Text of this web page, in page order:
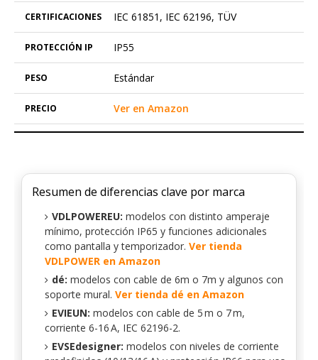
IEC 61851, IEC 62196, TÜV
IP55
Estándar
Ver en Amazon
Resumen de diferencias clave por marca
VDLPOWEREU: modelos con distinto amperaje
mínimo, protección IP65 y funciones adicionales
como pantalla y temporizador. Ver tienda
VDLPOWER en Amazon
dé: modelos con cable de 6m o 7m y algunos con
soporte mural. Ver tienda dé en Amazon
EVIEUN: modelos con cable de 5 m o 7 m,
corriente 6-16 A, IEC 62196-2.
EVSEdesigner: modelos con niveles de corriente